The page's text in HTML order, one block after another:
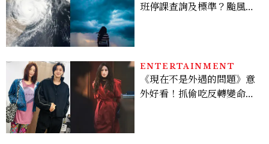
班停課查詢及標準？颱風假
ENTERTAINMENT
《現在不是外遇的問題》意
外好看！抓偷吃反轉變命